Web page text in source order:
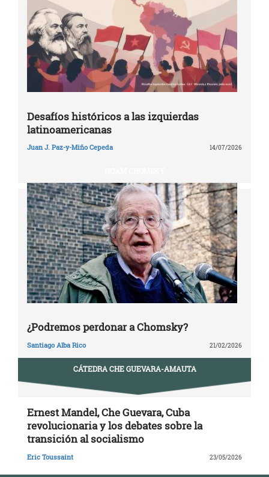
Desafíos históricos a las izquierdas
latinoamericanas
Juan J. Paz-y-Miño Cepeda 14/07/2026
¿Podremos perdonar a Chomsky?
Santiago Alba Rico 21/02/2026
CÁTEDRA CHE GUEVARA-AMAUTA
Ernest Mandel, Che Guevara, Cuba
revolucionaria y los debates sobre la
transición al socialismo
Eric Toussaint 23/05/2026